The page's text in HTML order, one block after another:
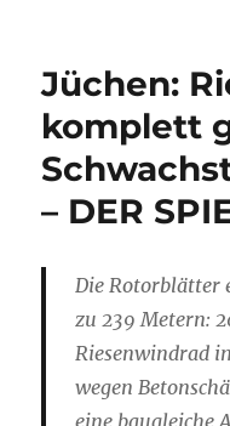
Jüchen:
komplett
– DER
Die Rotorblätter
zu 239 Metern:
Riesenwindrad
wegen
eine baugleiche